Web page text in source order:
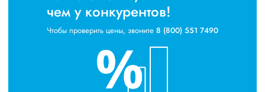
чем у конкурентов!
Чтобы проверить цены, звоните 8 (800) 551 7490